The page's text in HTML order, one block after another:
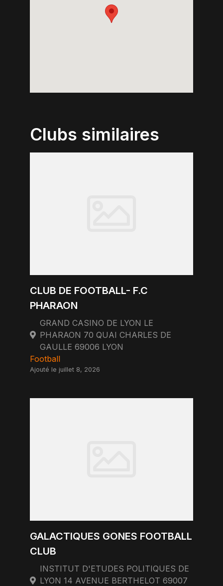
Clubs similaires
CLUB DE FOOTBALL- F.C
PHARAON
GRAND CASINO DE LYON LE
PHARAON 70 QUAI CHARLES DE
GAULLE 69006 LYON
Football
Ajouté le juillet 8, 2026
GALACTIQUES GONES FOOTBALL
CLUB
INSTITUT D'ETUDES POLITIQUES DE
LYON 14 AVENUE BERTHELOT 69007